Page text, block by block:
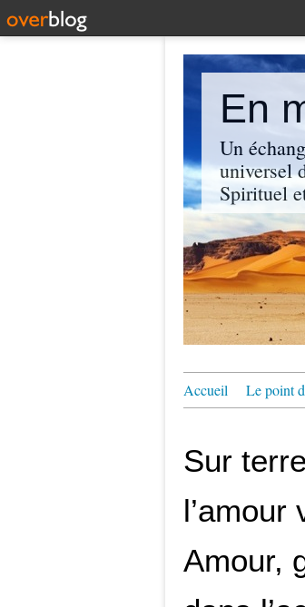
En
Un
universel
Spirituel
Accueil Le point
Sur
Amour,